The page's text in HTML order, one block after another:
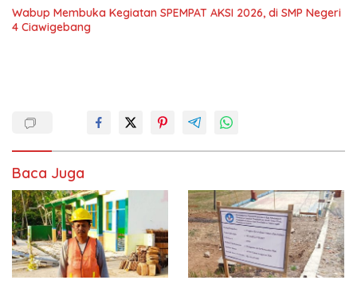
Wabup Membuka Kegiatan SPEMPAT AKSI 2026, di SMP Negeri
4 Ciawigebang
Baca Juga